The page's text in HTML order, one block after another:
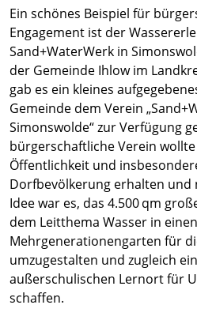
Ein schönes Beispiel für
Engagement ist der
Sand+WaterWerk in
der Gemeinde Ihlow im
gab es ein kleines
Gemeinde dem Verein
Simonswolde“ zur Verfügung
bürgerschaftliche Verein
Öffentlichkeit und
Dorfbevölkerung erhalten und
Idee war es, das 4.500 qm
dem Leitthema Wasser in einen
Mehrgenerationengarten für
umzugestalten und zugleich
außerschulischen Lernort für
schaffen.